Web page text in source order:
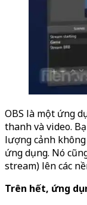
OBS là một ứng
thanh và video.
lượng cảnh
ứng dụng. Nó
stream) lên các
Trên hết, ứng